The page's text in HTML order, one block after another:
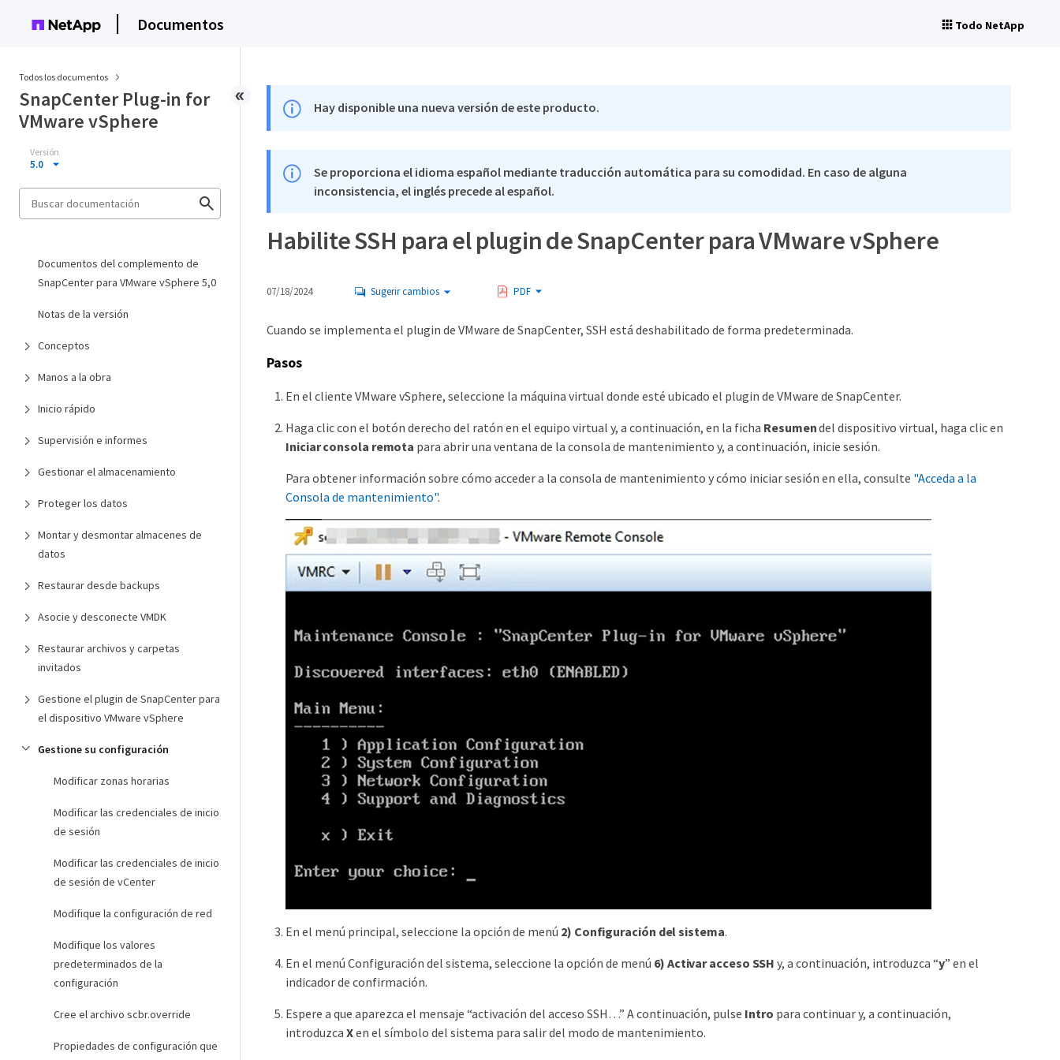
Documentos Todo NetApp
Todos los documentos
SnapCenter Plug-in for
VMware vSphere
Versión
5.0
Documentos del complemento de
SnapCenter para VMware vSphere 5,0
Notas de la versión
Conceptos
Manos a la obra
Inicio rápido
Supervisión e informes
Gestionar el almacenamiento
Proteger los datos
Montar y desmontar almacenes de
datos
Restaurar desde backups
Asocie y desconecte VMDK
Restaurar archivos y carpetas
invitados
Gestione el plugin de SnapCenter para
el dispositivo VMware vSphere
Gestione su configuración
Modificar zonas horarias
Modificar las credenciales de inicio
de sesión
Modificar las credenciales de inicio
de sesión de vCenter
Modifique la configuración de red
Modifique los valores
predeterminados de la
configuración
Cree el archivo scbr.override
Propiedades de configuración que
Hay disponible una nueva versión de este producto.
Se proporciona el idioma español mediante traducción automática para su comodidad. En caso de alguna
inconsistencia, el inglés precede al español.
Habilite SSH para el plugin de SnapCenter para VMware vSphere
07/18/2024 Sugerir cambios PDF
Cuando se implementa el plugin de VMware de SnapCenter, SSH está deshabilitado de forma predeterminada.
Pasos
En el cliente VMware vSphere, seleccione la máquina virtual donde esté ubicado el plugin de VMware de SnapCenter.
Haga clic con el botón derecho del ratón en el equipo virtual y, a continuación, en la ficha Resumendel dispositivo virtual, haga clic en
Iniciar consola remota para abrir una ventana de la consola de mantenimiento y, a continuación, inicie sesión.
Para obtener información sobre cómo acceder a la consola de mantenimiento y cómo iniciar sesión en ella, consulte "Acceda a la
Consola de mantenimiento".
En el menú principal, seleccione la opción de menú 2) Configuración del sistema.
En el menú Configuración del sistema, seleccione la opción de menú 6) Activar acceso SSH y, a continuación, introduzca “y” en el
indicador de confirmación.
Espere a que aparezca el mensaje “activación del acceso SSH…” A continuación, pulse Intro para continuar y, a continuación,
introduzca Xen el símbolo del sistema para salir del modo de mantenimiento.